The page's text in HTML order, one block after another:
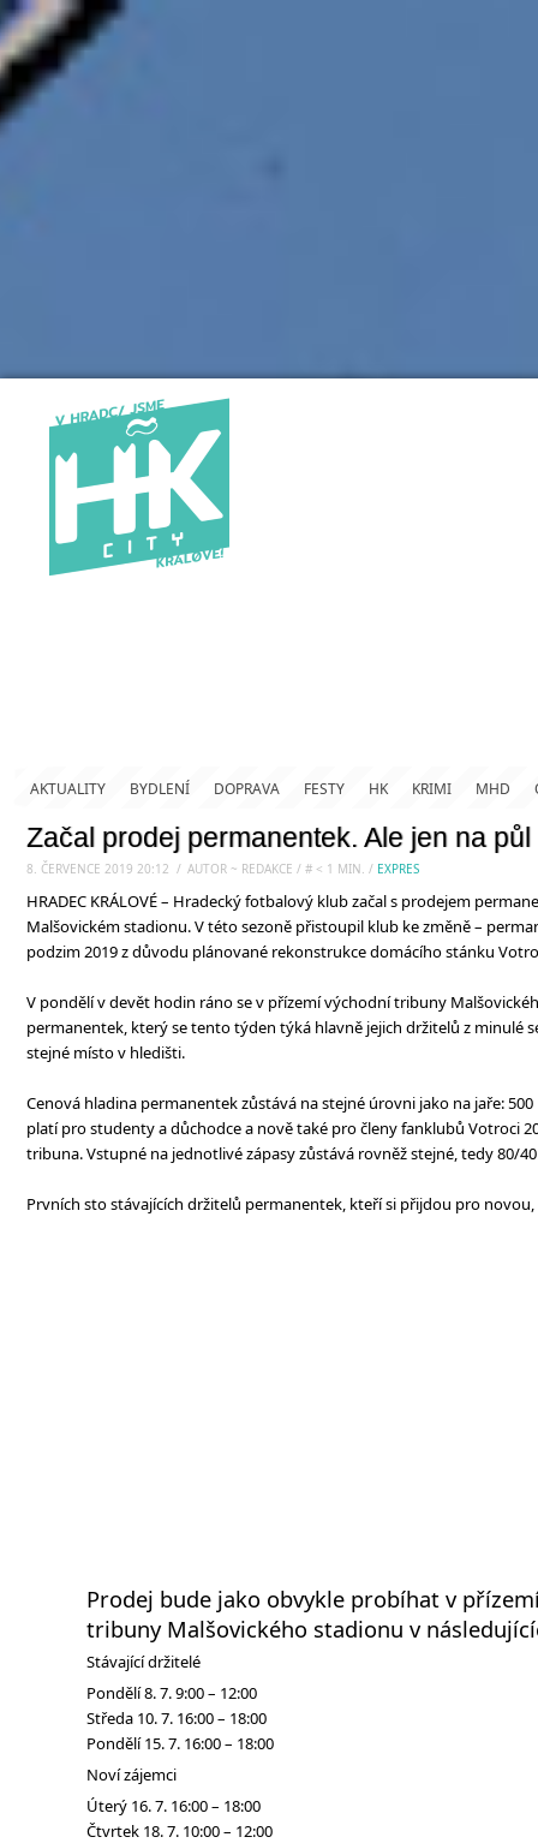
AKTUALITY BYDLENÍ DOPRAVA FESTY HK KRIMI MHD
Začal prodej permanentek. Ale jen na
8. ČERVENCE 2019 20:12 / AUTOR ~ REDAKCE / # < 1 MIN. / EXPRES
HRADEC KRÁLOVÉ – Hradecký fotbalový klub začal s prodejem
Malšovickém stadionu. V této sezoně přistoupil klub ke změně –
podzim 2019 z důvodu plánované rekonstrukce domácího stánku
V pondělí v devět hodin ráno se v přízemí východní tribuny
permanentek, který se tento týden týká hlavně jejich držitelů z minulé
stejné místo v hledišti.
Cenová hladina permanentek zůstává na stejné úrovni jako na jaře: 500
platí pro studenty a důchodce a nově také pro členy fanklubů Votroci
tribuna. Vstupné na jednotlivé zápasy zůstává rovněž stejné, tedy 80/40
Prvních sto stávajících držitelů permanentek, kteří si přijdou pro
Prodej bude jako obvykle probíhat v
tribuny Malšovického stadionu v
Stávající držitelé
Pondělí 8. 7. 9:00 – 12:00
Středa 10. 7. 16:00 – 18:00
Pondělí 15. 7. 16:00 – 18:00
Noví zájemci
Úterý 16. 7. 16:00 – 18:00
Čtvrtek 18. 7. 10:00 – 12:00